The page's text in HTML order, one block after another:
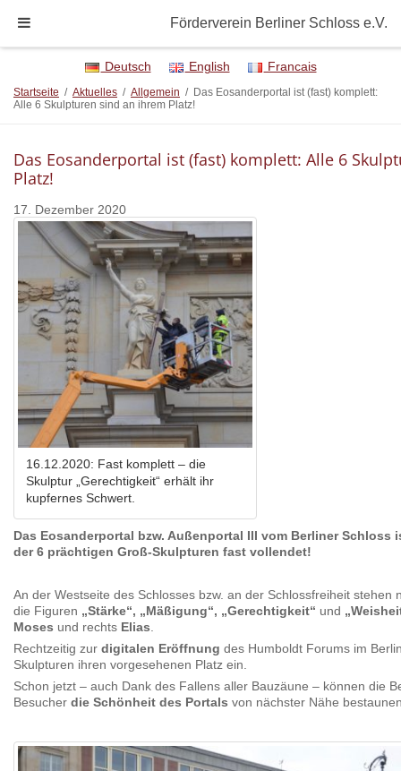
Deutsch English Francais
Startseite / Aktuelles / Allgemein / Das Eosanderportal ist (fast) komplett:
Alle 6 Skulpturen sind an ihrem Platz!
Das Eosanderportal ist (fast) komplett: Alle 6
Platz!
17. Dezember 2020
16.12.2020: Fast komplett – die
Skulptur „Gerechtigkeit“ erhält ihr
kupfernes Schwert.
Das Eosanderportal bzw. Außenportal III vom Berliner Schloss
der 6 prächtigen Groß-Skulpturen fast vollendet!
An der Westseite des Schlosses bzw. an der Schlossfreiheit stehen
die Figuren „Stärke“, „Mäßigung“, „Gerechtigkeit“ und
Moses und rechts Elias.
Rechtzeitig zur digitalen Eröffnung des Humboldt Forums im
Skulpturen ihren vorgesehenen Platz ein.
Schon jetzt – auch Dank des Fallens aller Bauzäune – können die
Besucher die Schönheit des Portals von nächster Nähe
Förderverein Berliner Schloss e.V.